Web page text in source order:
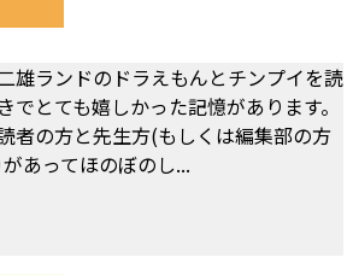
雄ランドのドラえもんとチンプイを読
でとても嬉しかった記憶があります。
者の方と先生方(もしくは編集部の方
あってほのぼのし...